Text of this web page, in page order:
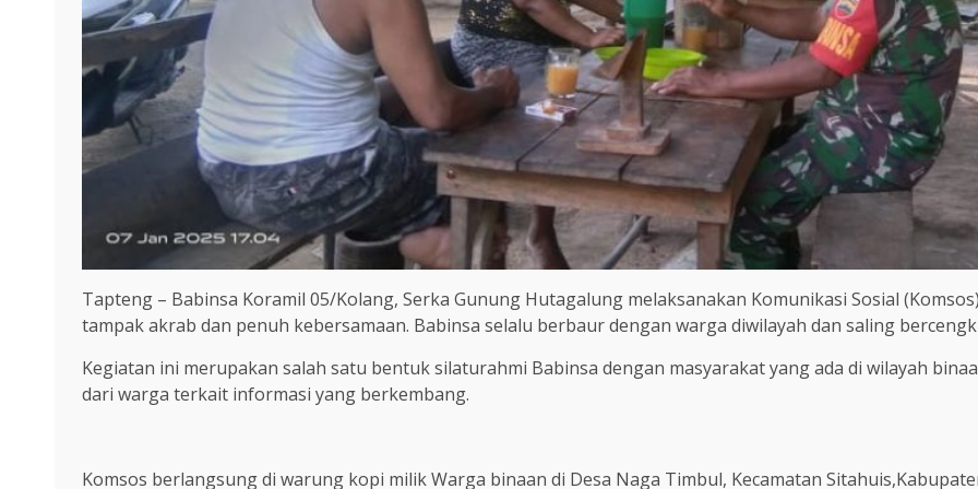
Tapteng – Babinsa Koramil 05/Kolang, Serka Gunung Hutagalung melaksanakan Komunikasi Sosial
tampak akrab dan penuh kebersamaan. Babinsa selalu berbaur dengan warga diwilayah dan saling
Kegiatan ini merupakan salah satu bentuk silaturahmi Babinsa dengan masyarakat yang ada di wilayah
dari warga terkait informasi yang berkembang.
Komsos berlangsung di warung kopi milik Warga binaan di Desa Naga Timbul, Kecamatan